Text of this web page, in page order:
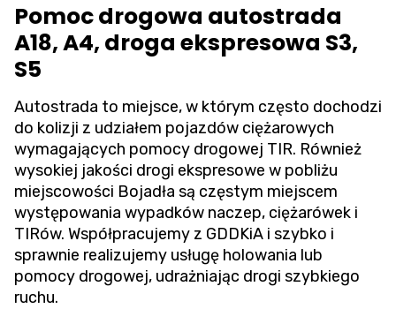
Pomoc drogowa autostrada
A18, A4, droga ekspresowa S3,
S5
Autostrada to miejsce, w którym często dochodzi
do kolizji z udziałem pojazdów ciężarowych
wymagających pomocy drogowej TIR. Również
wysokiej jakości drogi ekspresowe w pobliżu
miejscowości Bojadła są częstym miejscem
występowania wypadków naczep, ciężarówek i
TIRów. Współpracujemy z GDDKiA i szybko i
sprawnie realizujemy usługę holowania lub
pomocy drogowej, udrażniając drogi szybkiego
ruchu.